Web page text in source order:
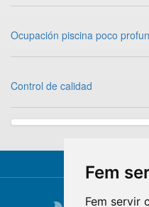
Fem
Fem servir
Ocupación piscina poco
Control de calidad